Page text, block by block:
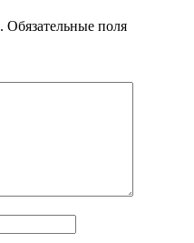
Обязательные поля